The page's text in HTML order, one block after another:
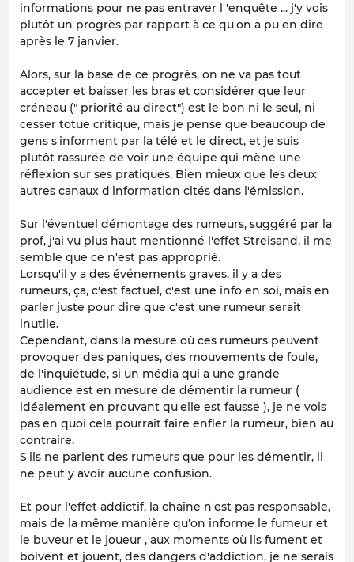
informations pour ne pas entraver l''enquête ... j'y vois
plutôt un progrès par rapport à ce qu'on a pu en dire
après le 7 janvier.
Alors, sur la base de ce progrès, on ne va pas tout
accepter et baisser les bras et considérer que leur
créneau (" priorité au direct") est le bon ni le seul, ni
cesser totue critique, mais je pense que beaucoup de
gens s'informent par la télé et le direct, et je suis
plutôt rassurée de voir une équipe qui mène une
réflexion sur ses pratiques. Bien mieux que les deux
autres canaux d'information cités dans l'émission.
Sur l'éventuel démontage des rumeurs, suggéré par la
prof, j'ai vu plus haut mentionné l'effet Streisand, il me
semble que ce n'est pas approprié.
Lorsqu'il y a des événements graves, il y a des
rumeurs, ça, c'est factuel, c'est une info en soi, mais en
parler juste pour dire que c'est une rumeur serait
inutile.
Cependant, dans la mesure où ces rumeurs peuvent
provoquer des paniques, des mouvements de foule,
de l'inquiétude, si un média qui a une grande
audience est en mesure de démentir la rumeur (
idéalement en prouvant qu'elle est fausse ), je ne vois
pas en quoi cela pourrait faire enfler la rumeur, bien au
contraire.
S'ils ne parlent des rumeurs que pour les démentir, il
ne peut y avoir aucune confusion.
Et pour l'effet addictif, la chaîne n'est pas responsable,
mais de la même manière qu'on informe le fumeur et
le buveur et le joueur , aux moments où ils fument et
boivent et jouent, des dangers d'addiction, je ne serais